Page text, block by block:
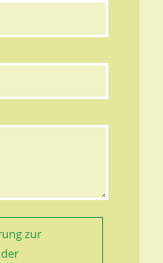
zur